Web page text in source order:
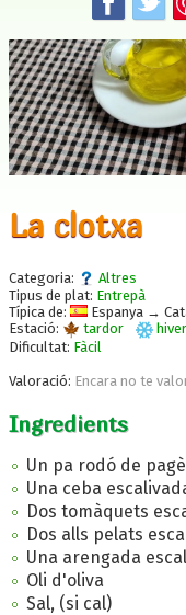
La clotxa
Categoria:
Altres
Tipus de plat: Entrepà
Típica de:
Espanya →
Estació:
tardor
Dificultat: Fàcil
Valoració: Encara no te
Ingredients
Un pa rodó de
Una ceba
Dos tomàquets
Dos alls pelats
Una arengada
Oli d'oliva
Sal, (si cal)